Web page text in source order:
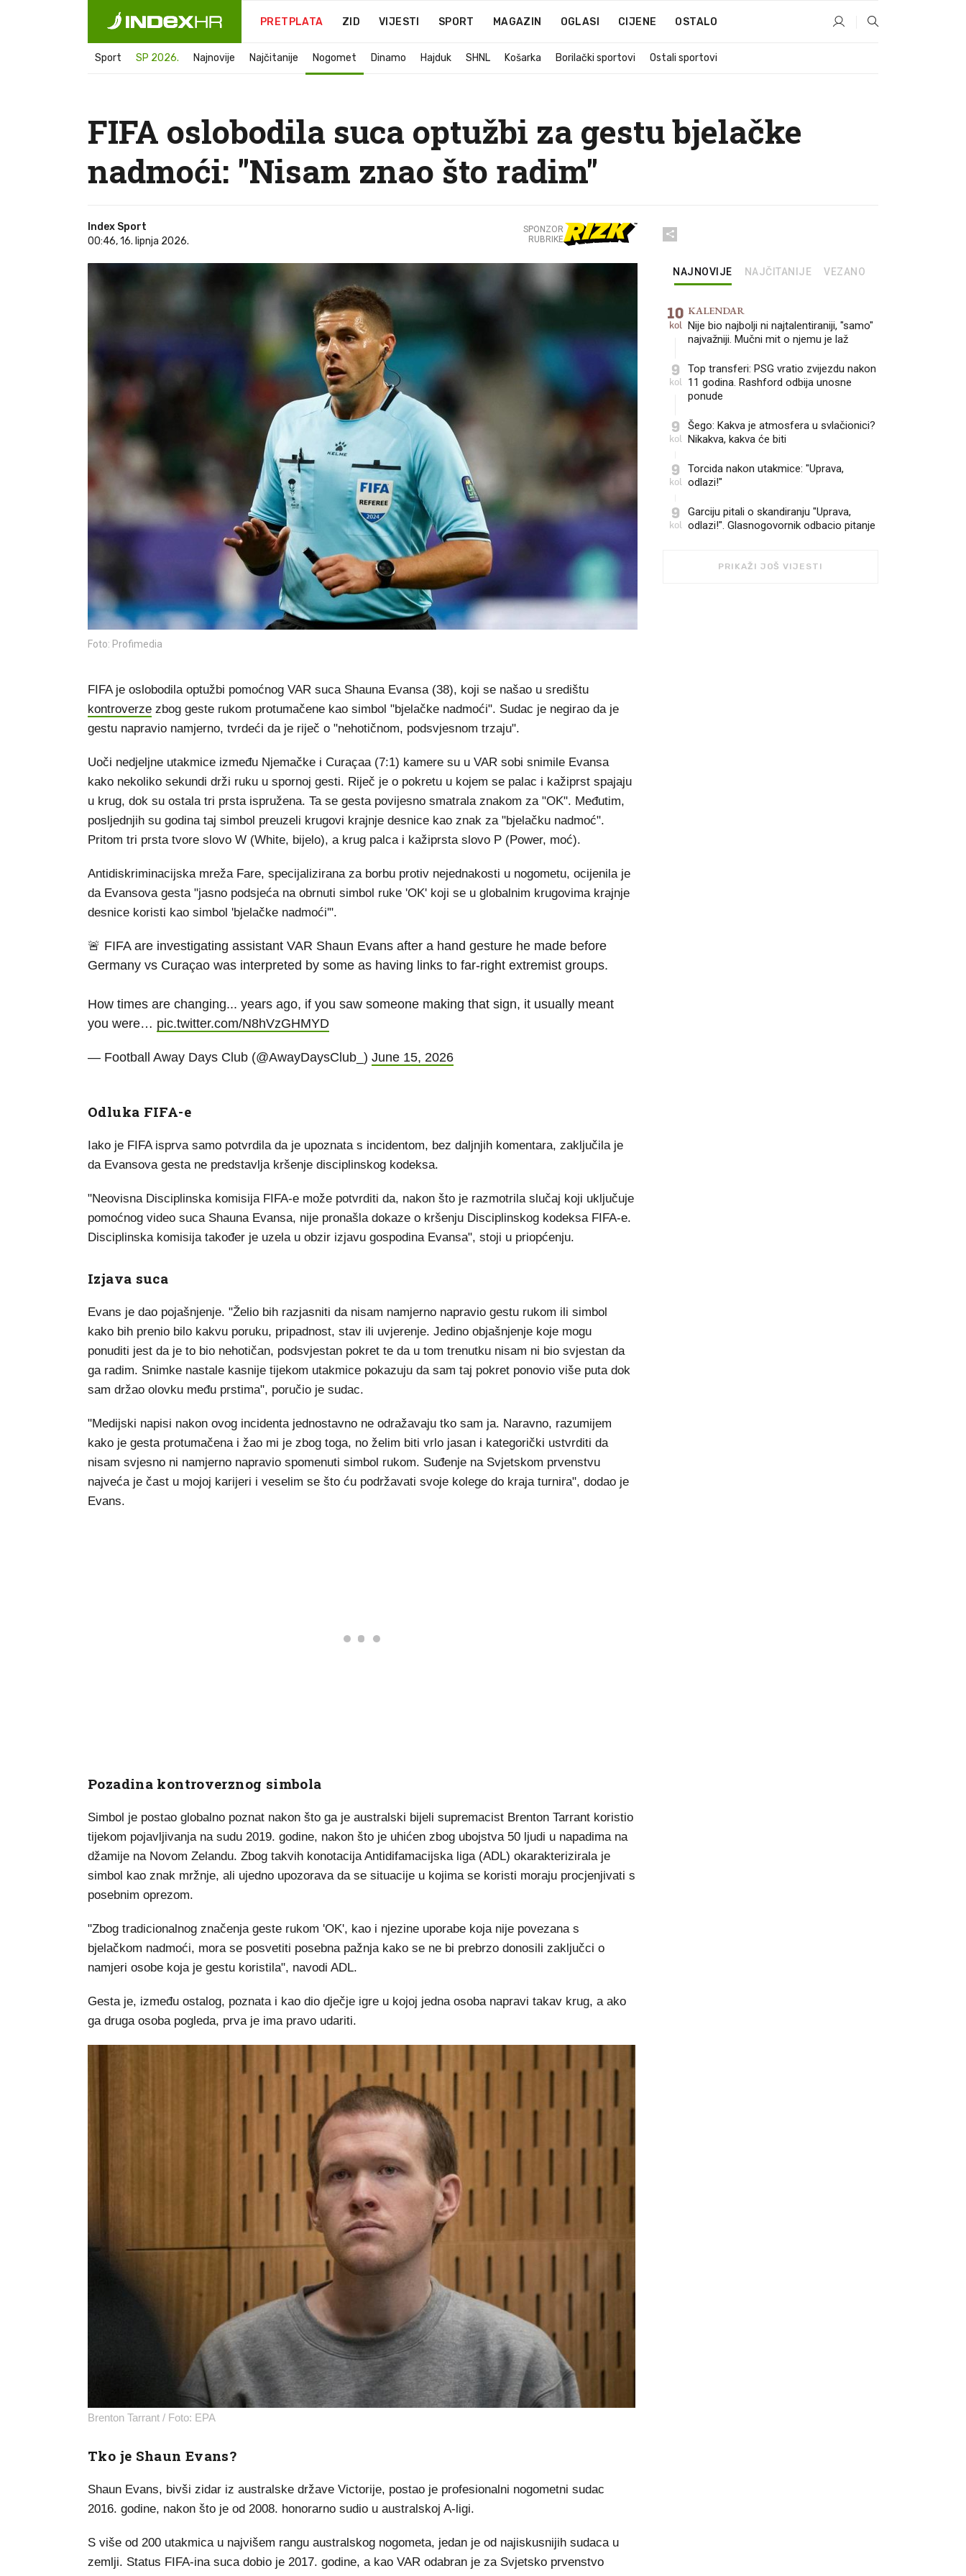
PRETPLATA ZID VIJESTI SPORT MAGAZIN OGLASI CIJENE OSTALO
Sport SP 2026. Najnovije Najčitanije Nogomet Dinamo Hajduk SHNL Košarka Borilački sportovi Ostali sportovi
FIFA oslobodila suca optužbi za gestu bjelačke
nadmoći: "Nisam znao što radim"
Index Sport
00:46, 16. lipnja 2026.
SPONZOR
RUBRIKE
Foto: Profimedia
FIFA je oslobodila optužbi pomoćnog VAR suca Shauna Evansa (38), koji se našao u središtu
kontroverze zbog geste rukom protumačene kao simbol "bjelačke nadmoći". Sudac je negirao da je
gestu napravio namjerno, tvrdeći da je riječ o "nehotičnom, podsvjesnom trzaju".
Uoči nedjeljne utakmice između Njemačke i Curaçaa (7:1) kamere su u VAR sobi snimile Evansa
kako nekoliko sekundi drži ruku u spornoj gesti. Riječ je o pokretu u kojem se palac i kažiprst spajaju
u krug, dok su ostala tri prsta ispružena. Ta se gesta povijesno smatrala znakom za "OK". Međutim,
posljednjih su godina taj simbol preuzeli krugovi krajnje desnice kao znak za "bjelačku nadmoć".
Pritom tri prsta tvore slovo W (White, bijelo), a krug palca i kažiprsta slovo P (Power, moć).
Antidiskriminacijska mreža Fare, specijalizirana za borbu protiv nejednakosti u nogometu, ocijenila je
da Evansova gesta "jasno podsjeća na obrnuti simbol ruke 'OK' koji se u globalnim krugovima krajnje
desnice koristi kao simbol 'bjelačke nadmoći'".
🚨 FIFA are investigating assistant VAR Shaun Evans after a hand gesture he made before
Germany vs Curaçao was interpreted by some as having links to far-right extremist groups.
How times are changing... years ago, if you saw someone making that sign, it usually meant
you were… pic.twitter.com/N8hVzGHMYD
— Football Away Days Club (@AwayDaysClub_) June 15, 2026
Odluka FIFA-e
Iako je FIFA isprva samo potvrdila da je upoznata s incidentom, bez daljnjih komentara, zaključila je
da Evansova gesta ne predstavlja kršenje disciplinskog kodeksa.
"Neovisna Disciplinska komisija FIFA-e može potvrditi da, nakon što je razmotrila slučaj koji uključuje
pomoćnog video suca Shauna Evansa, nije pronašla dokaze o kršenju Disciplinskog kodeksa FIFA-e.
Disciplinska komisija također je uzela u obzir izjavu gospodina Evansa", stoji u priopćenju.
Izjava suca
Evans je dao pojašnjenje. "Želio bih razjasniti da nisam namjerno napravio gestu rukom ili simbol
kako bih prenio bilo kakvu poruku, pripadnost, stav ili uvjerenje. Jedino objašnjenje koje mogu
ponuditi jest da je to bio nehotičan, podsvjestan pokret te da u tom trenutku nisam ni bio svjestan da
ga radim. Snimke nastale kasnije tijekom utakmice pokazuju da sam taj pokret ponovio više puta dok
sam držao olovku među prstima", poručio je sudac.
"Medijski napisi nakon ovog incidenta jednostavno ne odražavaju tko sam ja. Naravno, razumijem
kako je gesta protumačena i žao mi je zbog toga, no želim biti vrlo jasan i kategorički ustvrditi da
nisam svjesno ni namjerno napravio spomenuti simbol rukom. Suđenje na Svjetskom prvenstvu
najveća je čast u mojoj karijeri i veselim se što ću podržavati svoje kolege do kraja turnira", dodao je
Evans.
Pozadina kontroverznog simbola
Simbol je postao globalno poznat nakon što ga je australski bijeli supremacist Brenton Tarrant koristio
tijekom pojavljivanja na sudu 2019. godine, nakon što je uhićen zbog ubojstva 50 ljudi u napadima na
džamije na Novom Zelandu. Zbog takvih konotacija Antidifamacijska liga (ADL) okarakterizirala je
simbol kao znak mržnje, ali ujedno upozorava da se situacije u kojima se koristi moraju procjenjivati s
posebnim oprezom.
"Zbog tradicionalnog značenja geste rukom 'OK', kao i njezine uporabe koja nije povezana s
bjelačkom nadmoći, mora se posvetiti posebna pažnja kako se ne bi prebrzo donosili zaključci o
namjeri osobe koja je gestu koristila", navodi ADL.
Gesta je, između ostalog, poznata i kao dio dječje igre u kojoj jedna osoba napravi takav krug, a ako
ga druga osoba pogleda, prva je ima pravo udariti.
Brenton Tarrant / Foto: EPA
Tko je Shaun Evans?
Shaun Evans, bivši zidar iz australske države Victorije, postao je profesionalni nogometni sudac
2016. godine, nakon što je od 2008. honorarno sudio u australskoj A-ligi.
S više od 200 utakmica u najvišem rangu australskog nogometa, jedan je od najiskusnijih sudaca u
zemlji. Status FIFA-ina suca dobio je 2017. godine, a kao VAR odabran je za Svjetsko prvenstvo
NAJNOVIJE NAJČITANIJE VEZANO
10
kol
KALENDAR
Nije bio najbolji ni najtalentiraniji, "samo"
najvažniji. Mučni mit o njemu je laž
9
kol
Top transferi: PSG vratio zvijezdu nakon
11 godina. Rashford odbija unosne
ponude
9
kol
Šego: Kakva je atmosfera u svlačionici?
Nikakva, kakva će biti
9
kol
Torcida nakon utakmice: "Uprava,
odlazi!"
9
kol
Garciju pitali o skandiranju "Uprava,
odlazi!". Glasnogovornik odbacio pitanje
PRIKAŽI JOŠ VIJESTI